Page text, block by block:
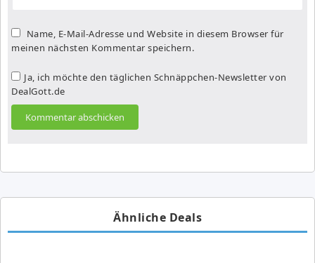
Name, E-Mail-Adresse und Website in diesem Browser für
meinen nächsten Kommentar speichern.
Ja, ich möchte den täglichen Schnäppchen-Newsletter von
DealGott.de
Ähnliche Deals